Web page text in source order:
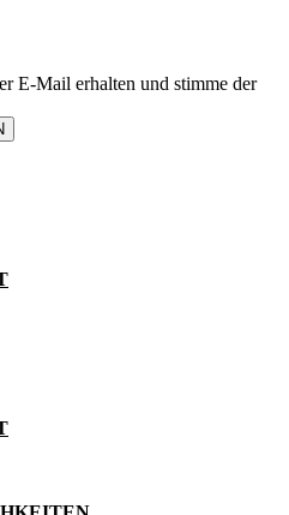
E-Mail erhalten und stimme der